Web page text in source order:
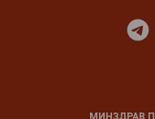
МИНЗДРАВ